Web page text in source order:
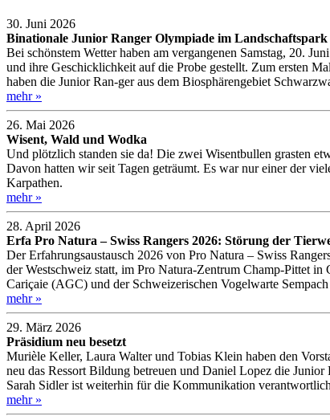
30. Juni 2026
Binationale Junior Ranger Olympiade im Landschaftspark
Bei schönstem Wetter haben am vergangenen Samstag, 20.
und ihre Geschicklichkeit auf die Probe gestellt. Zum ersten
haben die Junior Ran-ger aus dem Biosphärengebiet
mehr »
26. Mai 2026
Wisent, Wald und Wodka
Und plötzlich standen sie da! Die zwei Wisentbullen grasten
Davon hatten wir seit Tagen geträumt. Es war nur einer der
Karpathen.
mehr »
28. April 2026
Erfa Pro Natura – Swiss Rangers 2026: Störung der
Der Erfahrungsaustausch 2026 von Pro Natura – Swiss
der Westschweiz statt, im Pro Natura-Zentrum Champ-Pittet
Cariçaie (AGC) und der Schweizerischen Vogelwarte
mehr »
29. März 2026
Präsidium neu besetzt
Murièle Keller, Laura Walter und Tobias Klein haben den
neu das Ressort Bildung betreuen und Daniel Lopez die
Sarah Sidler ist weiterhin für die Kommunikation
mehr »